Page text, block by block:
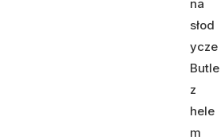
na
słod
ycze
Butle
z
hele
m